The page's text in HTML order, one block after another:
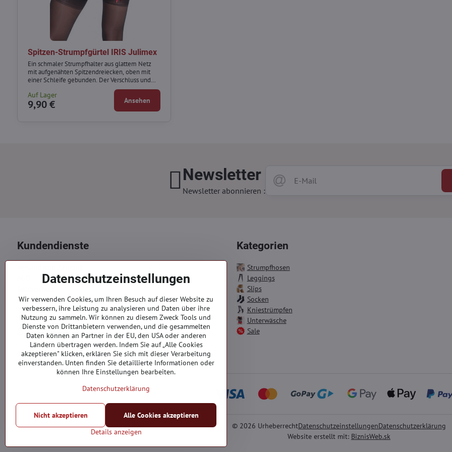
Spitzen-Strumpfgürtel IRIS Julimex
Ein schmaler Strumpfhalter aus glattem Netz
mit aufgenähten Spitzendreiecken, oben mit
einer Schleife gebunden. Der Verschluss und
die Strumpfhalter sind verstellbar. Dies ist ein
äußerst filigranes und sehr elegantes Stück.
Auf Lager
9,90 € Ansehen
Newsletter
Newsletter abonnieren :
Kundendienste
Reklamation
Kontakte
Bestellungen
Bestellstatus
Kategorien
Strumpfhosen
Leggings
Slips
Socken
Kniestrümpfen
Unterwäsche
Sale
© 2026 UrheberrechtDatenschutzeinstellungenDatenschutzerklärung
Website erstellt mit: BiznisWeb.sk
Datenschutzeinstellungen
Wir verwenden Cookies, um Ihren Besuch auf dieser Website zu
verbessern, ihre Leistung zu analysieren und Daten über ihre
Nutzung zu sammeln. Wir können zu diesem Zweck Tools und
Dienste von Drittanbietern verwenden, und die gesammelten
Daten können an Partner in der EU, den USA oder anderen
Ländern übertragen werden. Indem Sie auf „Alle Cookies
akzeptieren" klicken, erklären Sie sich mit dieser Verarbeitung
einverstanden. Unten finden Sie detaillierte Informationen oder
können Ihre Einstellungen bearbeiten.
Datenschutzerklärung
Details anzeigen
Alle Cookies akzeptieren
Nicht akzeptieren